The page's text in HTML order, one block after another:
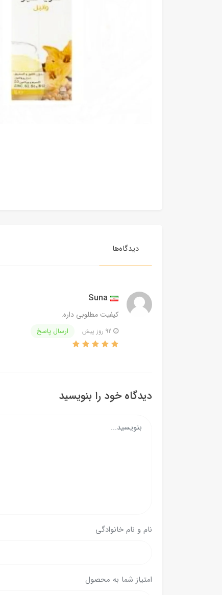
دیدگاه‌ها
Suna
کیفیت مطلوبی داره.
ارسال پاسخ
دیدگاه خود را بنویسید
نام و نام خانوادگی
امتیاز شما به محصول